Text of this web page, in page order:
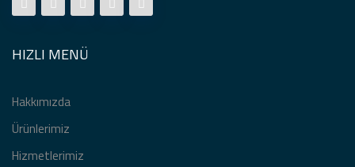
HIZLI MENÜ
Hakkımızda
Ürünlerimiz
Hizmetlerimiz